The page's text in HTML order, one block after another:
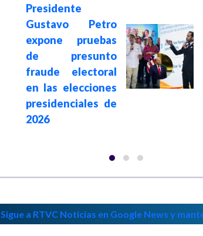
Presidente
Gustavo Petro
expone pruebas
de presunto
fraude electoral
en las elecciones
presidenciales de
2026
Sigue a RTVC Noticias en Google News y